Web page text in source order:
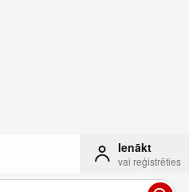
Ienākt
vai reģistrēties